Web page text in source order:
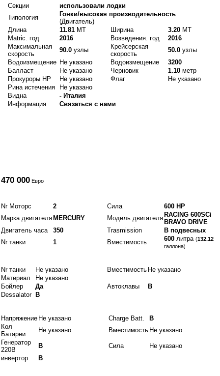
Секции
использовали лодки
Типология
Гонки/высокая производительность
(Двигатель)
Длина
11.81 MT Ширина 3.20 MT
Matric. год
2016 Возведения. год
2016
Максимальная
скорость
90.0 узлы
Крейсерская
скорость
50.0 узлы
Водоизмещение Не указано Водоизмещение
3200
Балласт
Не указано Черновик 1.10 метр
Прокуроры HP
Не указано Флаг
Не указано
Рина истечения
Не указано
Видна
- Италия
Информация
Связаться с нами
470 000 Евро
Nr Моторс 2 Сила
600 HP
Марка двигателя MERCURY Модель двигателя RACING 600SCi
BRAVO DRIVE
Двигатель часа
350 Trasmission
В подвесных
Nr танки
1 Вместимость 600 литра (132.12
галлона)
Nr танки Не указано Вместимость Не указано
Материал
Не указано
Бойлер
Да Автоклавы
В
Dessalator
В
Напряжение Не указано Charge Batt.
В
Кол
Батареи
Не указано Вместимость Не указано
Генератор
220В
В Сила
Не указано
инвертор
В